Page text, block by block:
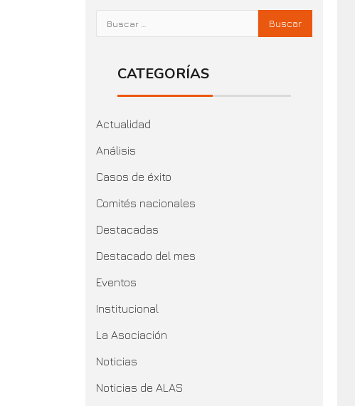
CATEGORÍAS
Actualidad
Análisis
Casos de éxito
Comités nacionales
Destacadas
Destacado del mes
Eventos
Institucional
La Asociación
Noticias
Noticias de ALAS